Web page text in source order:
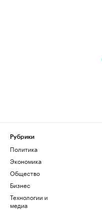
Рубрики
Политика
Экономика
Общество
Бизнес
Технологии и
медиа